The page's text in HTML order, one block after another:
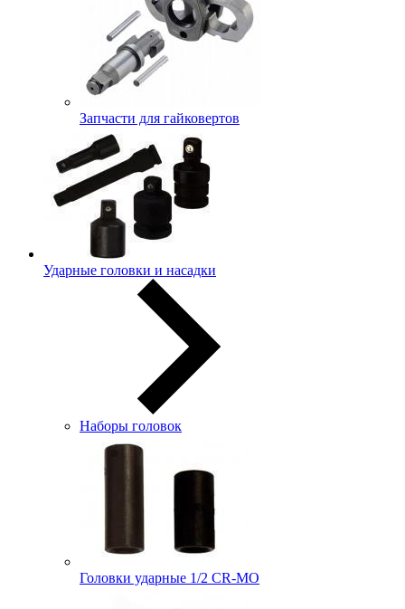
Запчасти для гайковертов
Ударные головки и насадки
Наборы головок
Головки ударные 1/2 CR-MO